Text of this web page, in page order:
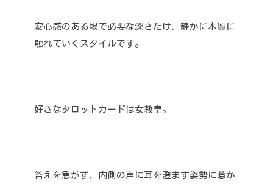
安心感のある場で必要な深さだけ、静かに本質に
触れていくスタイルです。
好きなタロットカードは女教皇。
答えを急がず、内側の声に耳を澄ます姿勢に惹か